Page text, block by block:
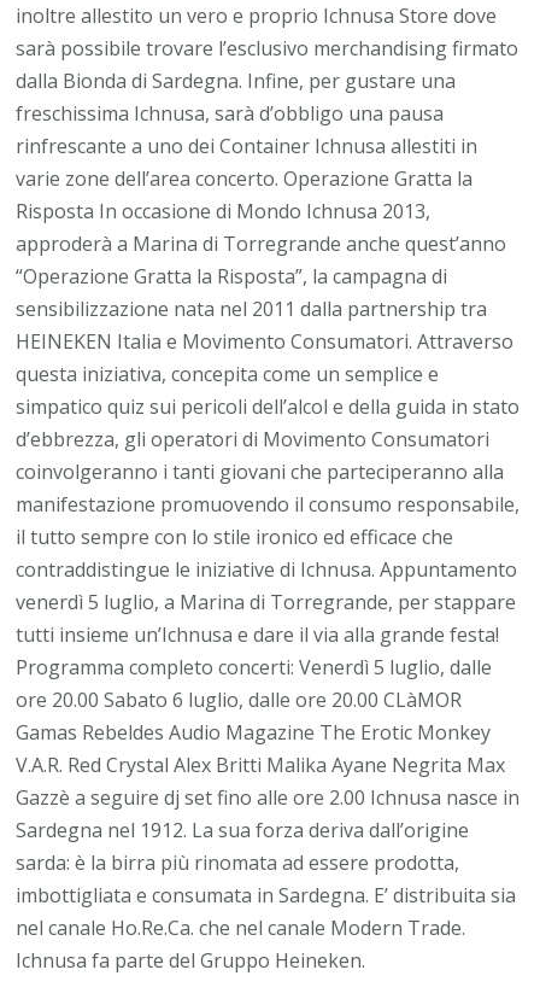
inoltre allestito un vero e proprio Ichnusa Store dove
sarà possibile trovare l’esclusivo merchandising firmato
dalla Bionda di Sardegna. Infine, per gustare una
freschissima Ichnusa, sarà d’obbligo una pausa
rinfrescante a uno dei Container Ichnusa allestiti in
varie zone dell’area concerto. Operazione Gratta la
Risposta In occasione di Mondo Ichnusa 2013,
approderà a Marina di Torregrande anche quest’anno
“Operazione Gratta la Risposta”, la campagna di
sensibilizzazione nata nel 2011 dalla partnership tra
HEINEKEN Italia e Movimento Consumatori. Attraverso
questa iniziativa, concepita come un semplice e
simpatico quiz sui pericoli dell’alcol e della guida in stato
d’ebbrezza, gli operatori di Movimento Consumatori
coinvolgeranno i tanti giovani che parteciperanno alla
manifestazione promuovendo il consumo responsabile,
il tutto sempre con lo stile ironico ed efficace che
contraddistingue le iniziative di Ichnusa. Appuntamento
venerdì 5 luglio, a Marina di Torregrande, per stappare
tutti insieme un’Ichnusa e dare il via alla grande festa!
Programma completo concerti: Venerdì 5 luglio, dalle
ore 20.00 Sabato 6 luglio, dalle ore 20.00 CLàMOR
Gamas Rebeldes Audio Magazine The Erotic Monkey
V.A.R. Red Crystal Alex Britti Malika Ayane Negrita Max
Gazzè a seguire dj set fino alle ore 2.00 Ichnusa nasce in
Sardegna nel 1912. La sua forza deriva dall’origine
sarda: è la birra più rinomata ad essere prodotta,
imbottigliata e consumata in Sardegna. E’ distribuita sia
nel canale Ho.Re.Ca. che nel canale Modern Trade.
Ichnusa fa parte del Gruppo Heineken.